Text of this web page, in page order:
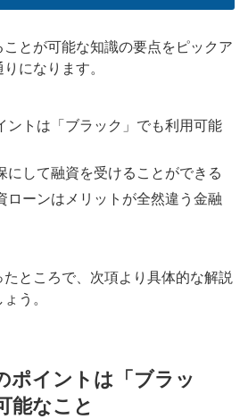
とが可能な知識の要点をピックア
になります。
ントは「ブラック」でも利用可能
にして融資を受けることができる
ローンはメリットが全然違う金融
ところで、次項より具体的な解説
う。
ポイントは「ブラッ
能なこと